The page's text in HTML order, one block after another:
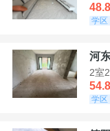
学区
河
2室
学区